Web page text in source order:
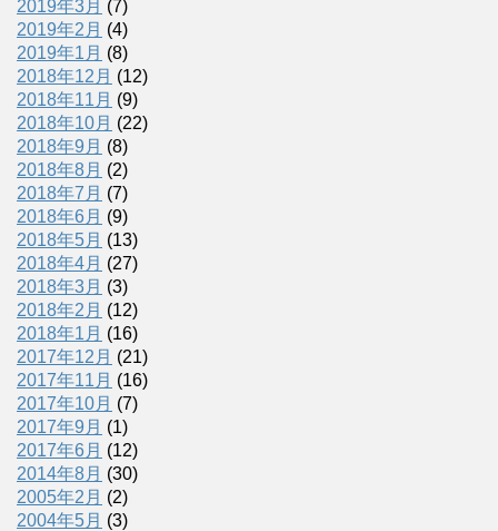
2019年3月 (7)
2019年2月 (4)
2019年1月 (8)
2018年12月 (12)
2018年11月 (9)
2018年10月 (22)
2018年9月 (8)
2018年8月 (2)
2018年7月 (7)
2018年6月 (9)
2018年5月 (13)
2018年4月 (27)
2018年3月 (3)
2018年2月 (12)
2018年1月 (16)
2017年12月 (21)
2017年11月 (16)
2017年10月 (7)
2017年9月 (1)
2017年6月 (12)
2014年8月 (30)
2005年2月 (2)
2004年5月 (3)